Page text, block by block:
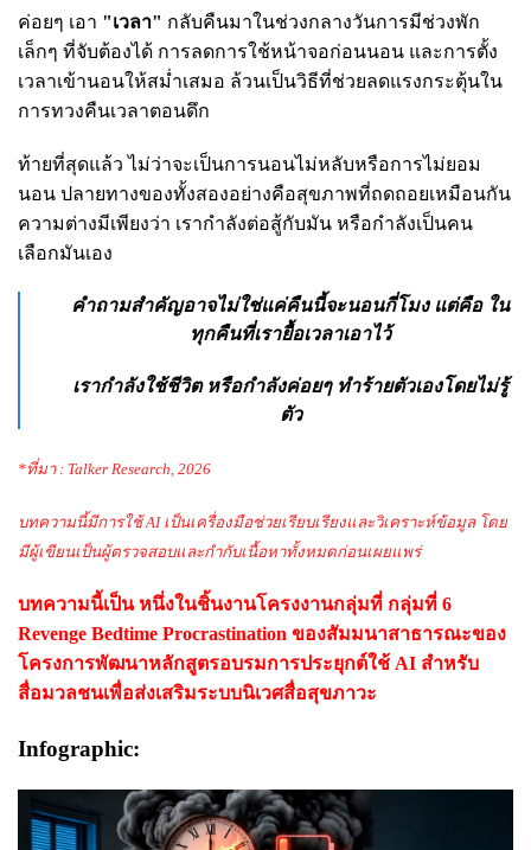
ค่อยๆ เอา "เวลา" กลับคืนมาในช่วงกลางวันการมีช่วงพัก
เล็กๆ ที่จับต้องได้ การลดการใช้หน้าจอก่อนนอน และการตั้ง
เวลาเข้านอนให้สม่ำเสมอ ล้วนเป็นวิธีที่ช่วยลดแรงกระตุ้นใน
การทวงคืนเวลาตอนดึก
ท้ายที่สุดแล้ว ไม่ว่าจะเป็นการนอนไม่หลับหรือการไม่ยอม
นอน ปลายทางของทั้งสองอย่างคือสุขภาพที่ถดถอยเหมือนกัน
ความต่างมีเพียงว่า เรากำลังต่อสู้กับมัน หรือกำลังเป็นคน
เลือกมันเอง
คำถามสำคัญอาจไม่ใช่แค่คืนนี้จะนอนกี่โมง แต่คือ ใน
ทุกคืนที่เรายื้อเวลาเอาไว้
เรากำลังใช้ชีวิต หรือกำลังค่อยๆ ทำร้ายตัวเองโดยไม่รู้
ตัว
*ที่มา : Talker Research, 2026
บทความนี้มีการใช้ AI เป็นเครื่องมือช่วยเรียบเรียงและวิเคราะห์ข้อมูล โดย
มีผู้เขียนเป็นผู้ตรวจสอบและกำกับเนื้อหาทั้งหมดก่อนเผยแพร่
บทความนี้เป็น หนึ่งในชิ้นงานโครงงานกลุ่มที่ กลุ่มที่ 6
Revenge Bedtime Procrastination ของสัมมนาสาธารณะของ
โครงการพัฒนาหลักสูตรอบรมการประยุกต์ใช้ AI สำหรับ
สื่อมวลชนเพื่อส่งเสริมระบบนิเวศสื่อสุขภาวะ
Infographic: